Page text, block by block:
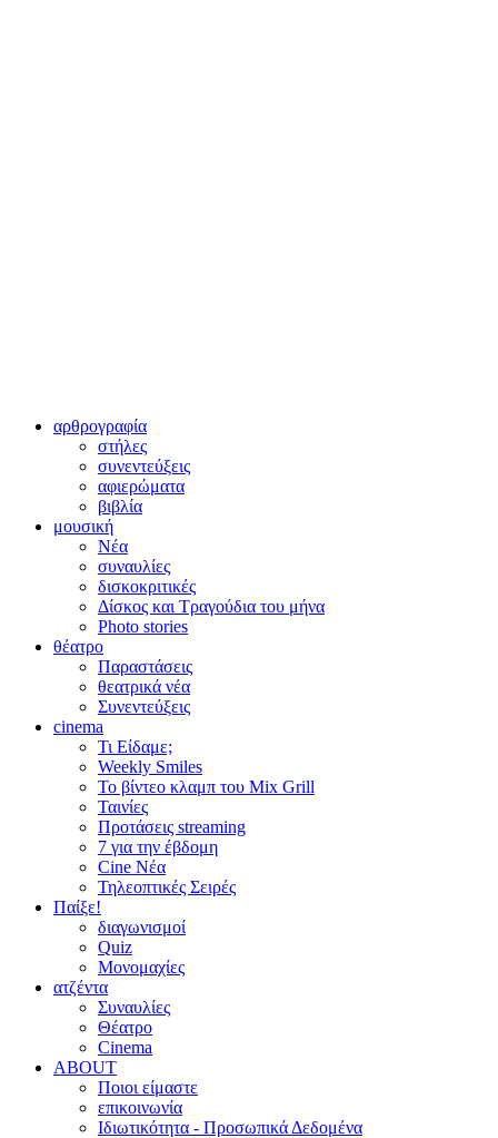
αρθρογραφία
στήλες
συνεντεύξεις
αφιερώματα
βιβλία
μουσική
Νέα
συναυλίες
δισκοκριτικές
Δίσκος και Τραγούδια του μήνα
Photo stories
θέατρο
Παραστάσεις
θεατρικά νέα
Συνεντεύξεις
cinema
Τι Είδαμε;
Weekly Smiles
Το βίντεο κλαμπ του Mix Grill
Ταινίες
Προτάσεις streaming
7 για την έβδομη
Cine Νέα
Τηλεοπτικές Σειρές
Παίξε!
διαγωνισμοί
Quiz
Μονομαχίες
ατζέντα
Συναυλίες
Θέατρο
Cinema
ABOUT
Ποιοι είμαστε
επικοινωνία
Ιδιωτικότητα - Προσωπικά Δεδομένα